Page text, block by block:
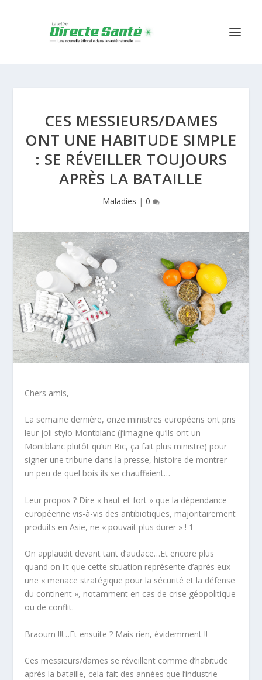
CES MESSIEURS/DAMES
ONT UNE HABITUDE SIMPLE
: SE RÉVEILLER TOUJOURS
APRÈS LA BATAILLE
Maladies | 0
Chers amis,
La semaine dernière, onze ministres européens ont pris
leur joli stylo Montblanc (j’imagine qu’ils ont un
Montblanc plutôt qu’un Bic, çafait plus ministre) pour
signer une tribune dans la presse, histoire de montrer
un peu de quel bois ils se chauffaient…
Leur propos ? Dire « haut et fort » que la dépendance
européenne vis-à-vis des antibiotiques, majoritairement
produits en Asie, ne « pouvait plus durer » ! 1
On applaudit devant tant d’audace…Et encore plus
quand on lit que cette situation représente d’après eux
une « menace stratégique pour la sécurité et la défense
du continent », notamment en cas de crise géopolitique
ou de conflit.
Braoum !!!…Et ensuite ? Mais rien, évidemment !!
Ces messieurs/dames se réveillent comme d’habitude
après la bataille, cela fait des années que l’industrie